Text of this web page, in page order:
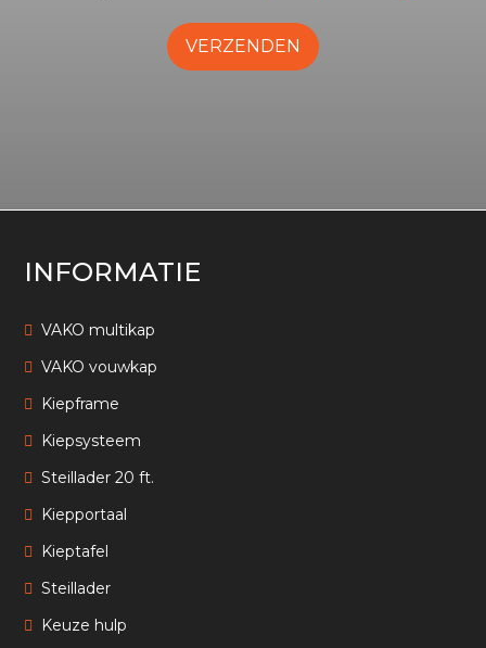
INFORMATIE
VAKO multikap
VAKO vouwkap
Kiepframe
Kiepsysteem
Steillader 20 ft.
Kiepportaal
Kieptafel
Steillader
Keuze hulp